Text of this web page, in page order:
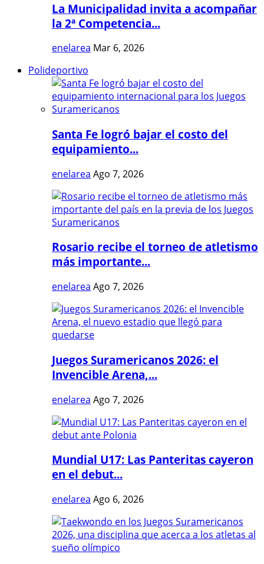
La Municipalidad invita a acompañar
la 2ª Competencia...
enelarea Mar 6, 2026
Polideportivo
Santa Fe logró bajar el costo del
equipamiento...
enelarea Ago 7, 2026
Rosario recibe el torneo de atletismo
más importante...
enelarea Ago 7, 2026
Juegos Suramericanos 2026: el
Invencible Arena,...
enelarea Ago 7, 2026
Mundial U17: Las Panteritas cayeron
en el debut...
enelarea Ago 6, 2026